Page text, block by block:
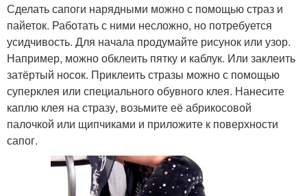
Сделать сапоги нарядными можно с помощью страз и
пайеток. Работать с ними несложно, но потребуется
усидчивость. Для начала продумайте рисунок или узор.
Например, можно обклеить пятку и каблук. Или заклеить
затёртый носок. Приклеить стразы можно с помощью
суперклея или специального обувного клея. Нанесите
каплю клея на стразу, возьмите её абрикосовой
палочкой или щипчиками и приложите к поверхности
сапог.